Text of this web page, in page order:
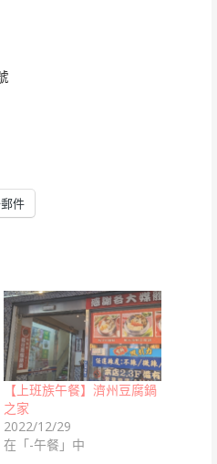
件
【上班族午餐】濟州豆腐鍋
之家
2022/12/29
在「-午餐」中